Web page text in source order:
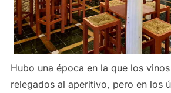
Hubo una época en la que los
relegados al aperitivo, pero en los